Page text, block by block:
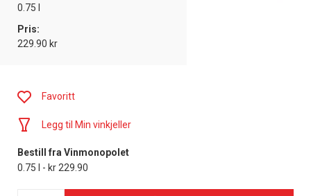
0.75 l
Pris:
229.90 kr
Favoritt
Legg til Min vinkjeller
Bestill fra Vinmonopolet
0.75 l - kr 229.90